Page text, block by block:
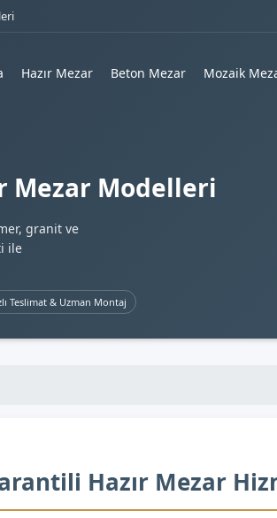
Hazır Mezar Beton Mezar Mozaik
Mezar Modelleri
granit ve
ile
Teslimat & Uzman Montaj
Hazır Mezar